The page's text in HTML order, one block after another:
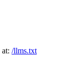
/llms.txt